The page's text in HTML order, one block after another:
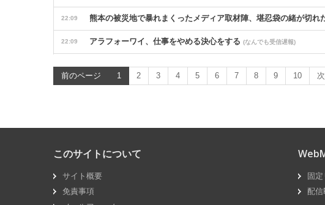
22:09 熊本の被災地で暴れまくったメディア取材陣、堪忍袋の緒が切
22:09 アラフォーワイ、仕事をやめる決心をする (なんでも受信遅報)
おまえらまさか銀歯入ってないだろうな？お前らが中身以下に評
メンタリストDaiGo「SNS最大のﾃﾞﾒﾘｯﾄは口を開く価値がない奴
22:04 お嫁さんとどんな関係ですか？
22:03 【悲報】米スターバックス、日本スタバ売却の可能性
前のページ 1 2 3 4 5 6 7 8 9 10
このサイトについて
サイト概要
免責事項
固
配信